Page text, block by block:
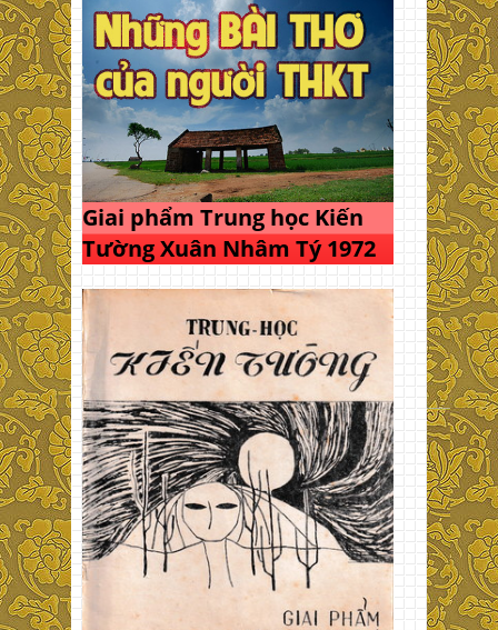
Giai phẩm Trung học Kiến
Tường Xuân Nhâm Tý 1972